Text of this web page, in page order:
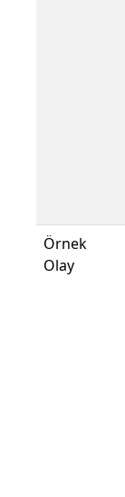
Örnek
Olay